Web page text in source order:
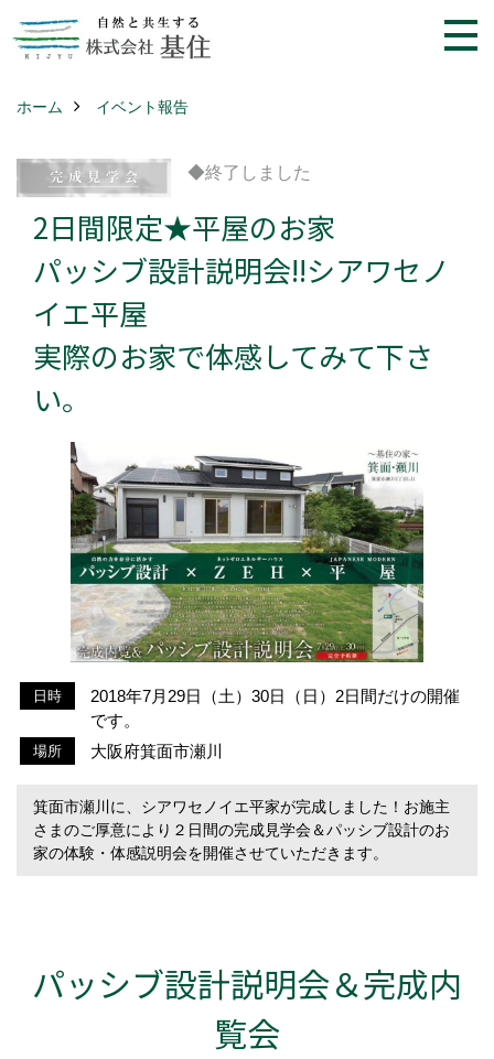
ホーム イベント報告
◆終了しました
2日間限定★平屋のお家
パッシブ設計説明会!!シアワセノ
イエ平屋
実際のお家で体感してみて下さ
い。
日時
2018年7月29日（土）30日（日）2日間だけの開催
です。
場所 大阪府箕面市瀬川
箕面市瀬川に、シアワセノイエ平家が完成しました！お施主
さまのご厚意により２日間の完成見学会＆パッシブ設計のお
家の体験・体感説明会を開催させていただきます。
パッシブ設計説明会＆完成内
覧会